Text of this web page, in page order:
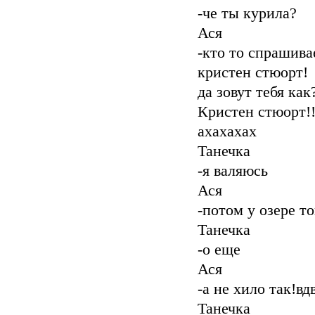
-че ты курила?
Ася
-кто то
кристен стюорт!
да зовут тебя
Кристен
ахахахах
Танечка
-я валяюсь
Ася
-потом у озере
Танечка
-о еще
Ася
-а не хило
Танечка